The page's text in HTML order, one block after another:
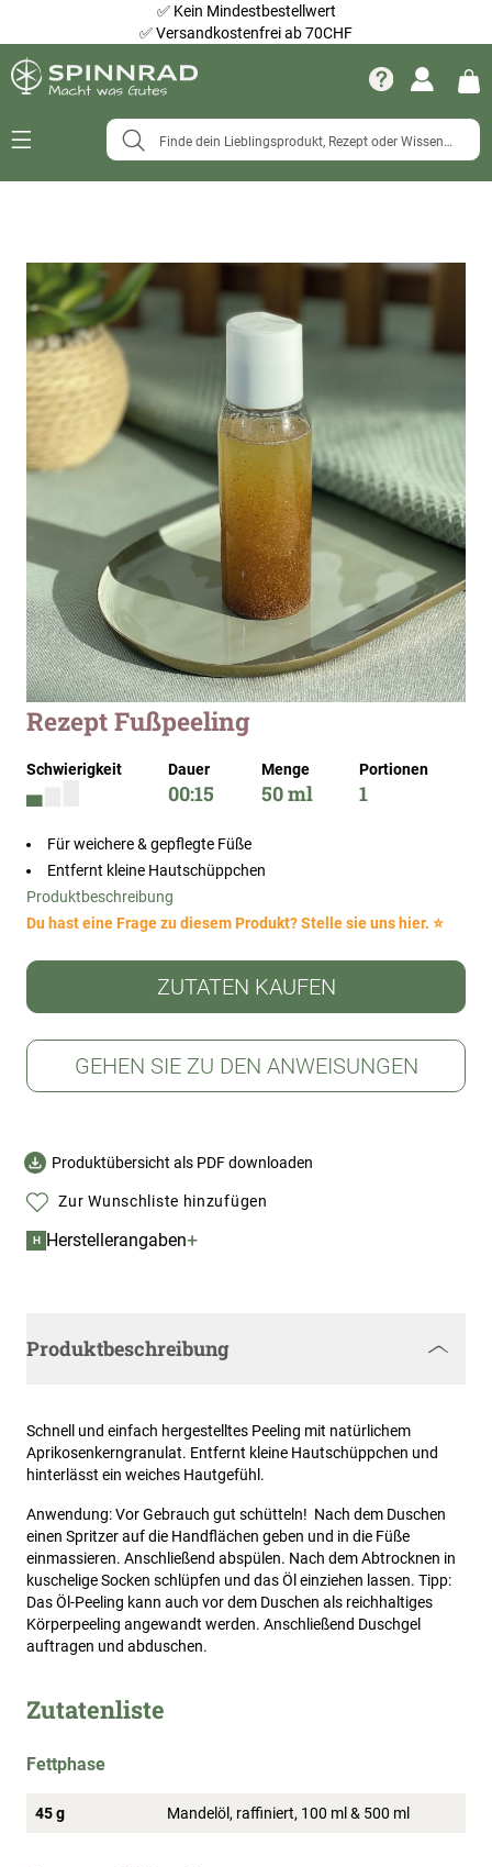
✅ Kein Mindestbestellwert
✅Versandkostenfrei ab 70CHF
Navigation
Ende
der
Bildergalerie
springen
Zum
Anfang
Bildergalerie
springen
Rezept Fußpeeling
Schwierigkeit Dauer
00:15
Menge
50 ml
Portionen
1
Für weichere & gepflegte Füße
Entfernt kleine Hautschüppchen
Produktbeschreibung
Du hast eine Frage zu diesem Produkt? Stelle sie uns hier. ⭐
ZUTATEN KAUFEN
GEHEN SIE ZU DEN ANWEISUNGEN
Produktübersicht als PDF downloaden
Zur Wunschliste hinzufügen
H Herstellerangaben+
Produktbeschreibung
Schnell und einfach hergestelltes Peeling mit natürlichem
Aprikosenkerngranulat. Entfernt kleine Hautschüppchen und
hinterlässt ein weiches Hautgefühl.
Anwendung: Vor Gebrauch gut schütteln! Nach dem Duschen
einen Spritzer auf die Handflächen geben und in die Füße
einmassieren. Anschließend abspülen. Nach dem Abtrocknen in
kuschelige Socken schlüpfen und das Öl einziehen lassen. Tipp:
Das Öl-Peeling kann auch vor dem Duschen als reichhaltiges
Körperpeeling angewandt werden. Anschließend Duschgel
auftragen und abduschen.
Zutatenliste
Fettphase
45 g Mandelöl, raffiniert, 100 ml & 500 ml